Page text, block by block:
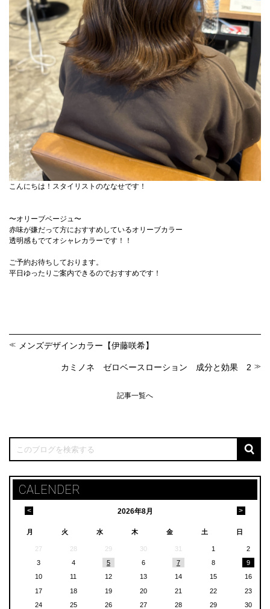
こんにちは！スタイリストのななせです！
〜オリーブベージュ〜
赤味が嫌だって方におすすめしているオリーブカラー
透明感もでてオシャレカラーです！！
ご予約お待ちしております。
平日ゆったりご案内できるのでおすすめです！
メンズデザインカラー【伊藤咲希】
カミノネ ゼロベースローション 成分と効果 2
記事一覧へ
CALENDER
2026年8月
< >
月 火 水 木 金 土 日
27 28 29 30 31 1
2
3
4 5 6 7 8
9
10
11 12 13 14 15
16
17
18 19 20 21 22
23
24
25 26 27 28 29
30